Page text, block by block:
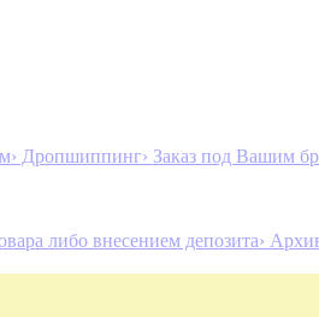
› Дропшиппинг› Заказ под Вашим
либо внесением депозита›